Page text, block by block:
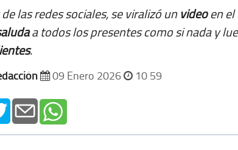
las redes sociales, se viralizó un videoen el
a todos los presentes como si nada y
.
09 Enero 2026 10 59